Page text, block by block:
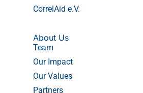
CorrelAid e.V.
About Us
Team
Our Impact
Our Values
Partners